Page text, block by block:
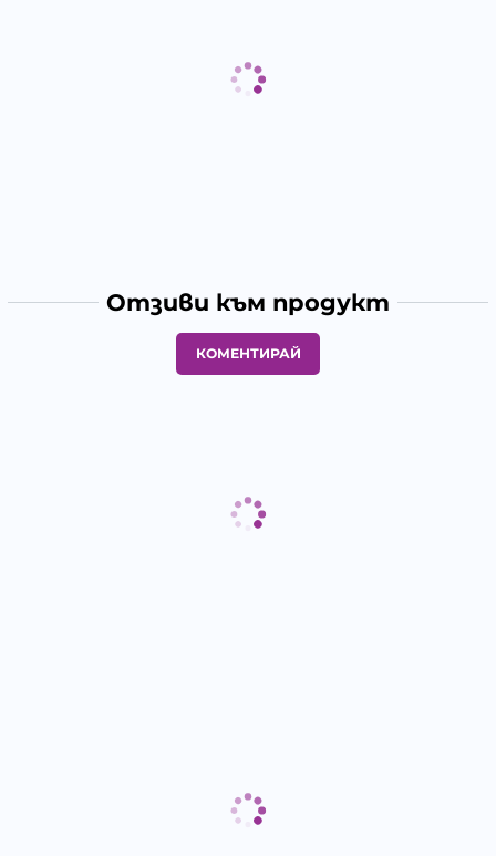
Отзиви към продукт
КОМЕНТИРАЙ